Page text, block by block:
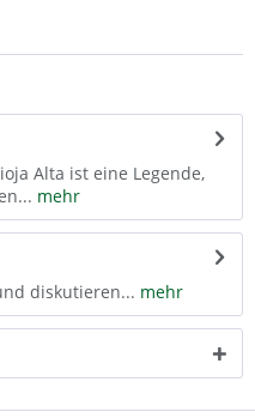
Alta ist eine Legende,
mehr
diskutieren... mehr